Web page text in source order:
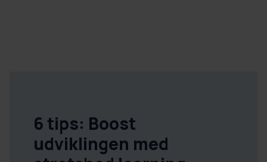
6 tips: Boost
udviklingen med